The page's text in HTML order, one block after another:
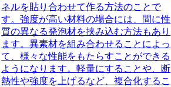
ネルを貼り合わせて作る方法のこと で
す。強度が高い材料の場合には、間に性
質の異なる発泡材を挟み込む方法もあり
ます。異素材を組み合わせることによっ
て、様々な性能をもたらすことができる
ようになります。軽量にすることや、断
熱性や強度を上げるなど、複合化するこ